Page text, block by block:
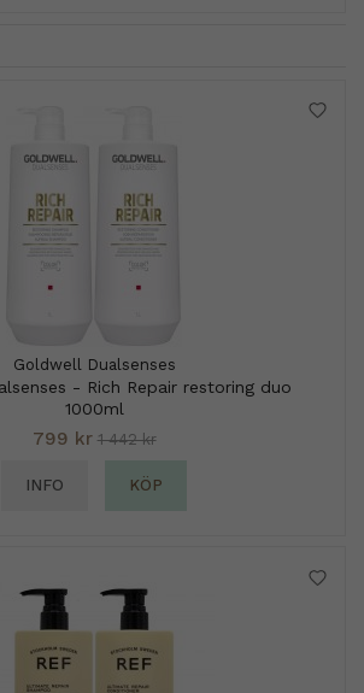
Goldwell Dualsenses
- Rich Repair restoring duo
1000ml
799 kr 1 442 kr
INFO KÖP